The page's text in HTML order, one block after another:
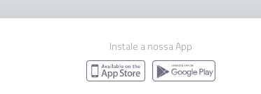
Instale a nossa App